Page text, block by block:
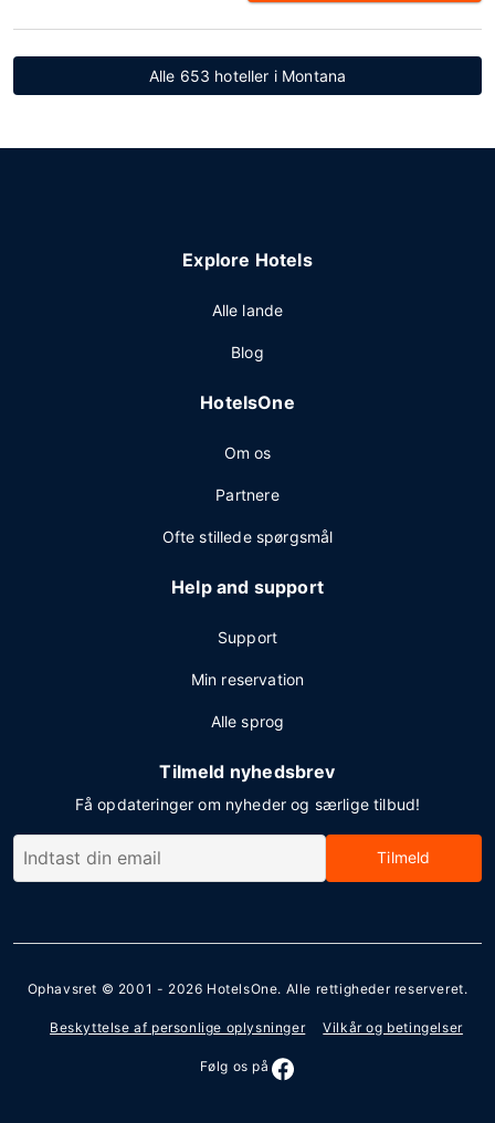
Alle 653 hoteller i Montana
Explore Hotels
Alle lande
Blog
HotelsOne
Om os
Partnere
Ofte stillede spørgsmål
Help and support
Support
Min reservation
Alle sprog
Tilmeld nyhedsbrev
Få opdateringer om nyheder og særlige tilbud!
Tilmeld
Ophavsret © 2001 - 2026 HotelsOne. Alle rettigheder reserveret.
Beskyttelse af personlige oplysninger Vilkår og betingelser
Følg os på